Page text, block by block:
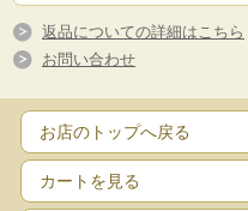
●チェック柄なので、食べるた
を楽しめます。
どけを楽しめます。
■内容量
8枚（個包装）
返品についての詳細はこちら
お問い合わせ
お店のトップへ戻る
カートを見る